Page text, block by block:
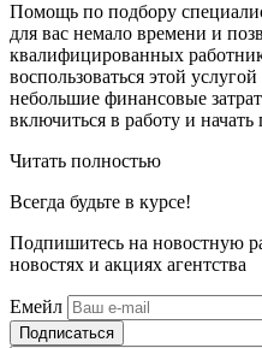
Помощь по подбору
для вас немало времени и
квалифицированных
воспользоваться этой
небольшие финансовые
включиться в работу и
Читать полностью
Всегда будьте в курсе!
Подпишитесь на новостную
новостях и акциях агентства
Емейл